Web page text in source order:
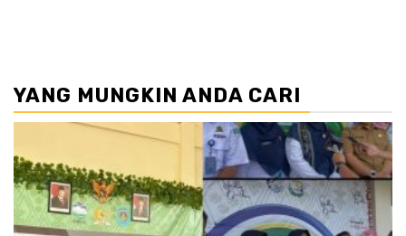
YANG MUNGKIN ANDA CARI